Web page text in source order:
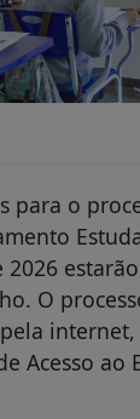
para o
O
Acesso ao